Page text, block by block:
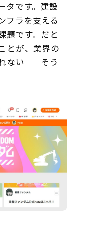
タです。建設
フラを支える
題です。だと
とが、業界の
ない——そう